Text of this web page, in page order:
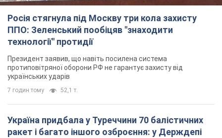
Росія стягнула під Москву три кола захисту
ППО: Зеленський пообіцяв "знаходити
технології" протидії
Президент заявив, що навіть посилена система
протиповітряної оборони РФ не гарантує захисту від
українських ударів
7 годин тому 52,1 т.
Україна придбала у Туреччини 70 балістичних
ракет і багато іншого озброєння: у Держдепі